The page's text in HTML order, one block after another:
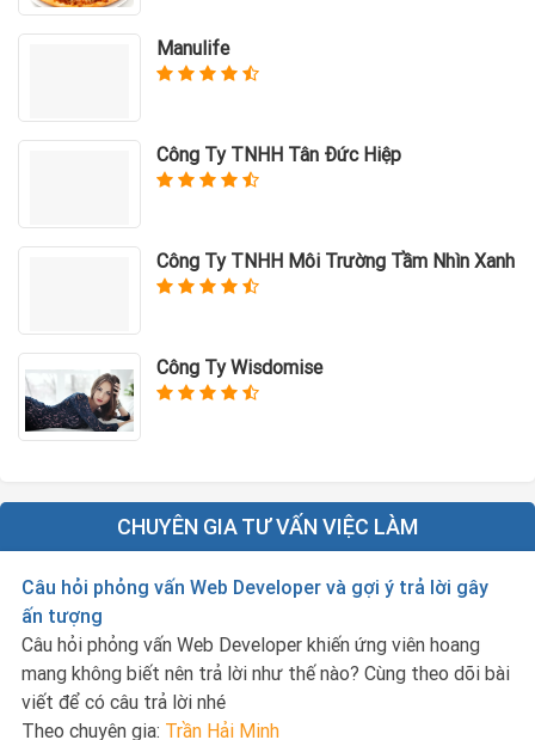
Manulife
Công Ty TNHH Tân Đức Hiệp
Công Ty TNHH Môi Trường Tầm Nhìn Xanh
Công Ty Wisdomise
CHUYÊN GIA TƯ VẤN VIỆC LÀM
Câu hỏi phỏng vấn Web Developer và gợi ý trả lời gây
ấn tượng
Câu hỏi phỏng vấn Web Developer khiến ứng viên hoang
mang không biết nên trả lời như thế nào? Cùng theo dõi bài
viết để có câu trả lời nhé
Theo chuyên gia: Trần Hải Minh